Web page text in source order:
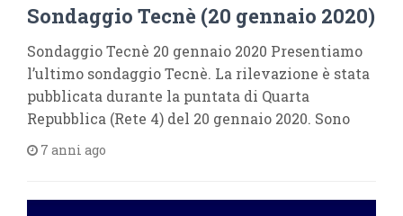
Sondaggio Tecnè (20 gennaio 2020)
Sondaggio Tecnè 20 gennaio 2020 Presentiamo
l’ultimo sondaggio Tecnè. La rilevazione è stata
pubblicata durante la puntata di Quarta
Repubblica (Rete 4) del 20 gennaio 2020. Sono
7 anni ago